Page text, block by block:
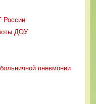
России
ДОУ
пневмонии